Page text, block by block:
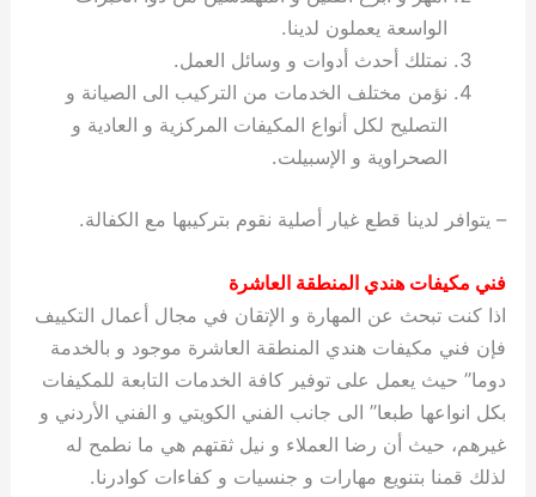
الواسعة يعملون لدينا.
نمتلك أحدث أدوات و وسائل العمل.
نؤمن مختلف الخدمات من التركيب الى الصيانة و
التصليح لكل أنواع المكيفات المركزية و العادية و
الصحراوية و الإسبيلت.
– يتوافر لدينا قطع غيار أصلية نقوم بتركيبها مع الكفالة.
فني مكيفات هندي المنطقة العاشرة
اذا كنت تبحث عن المهارة و الإتقان في مجال أعمال التكييف
فإن فني مكيفات هندي المنطقة العاشرة موجود و بالخدمة
دوما” حيث يعمل على توفير كافة الخدمات التابعة للمكيفات
بكل انواعها طبعا” الى جانب الفني الكويتي و الفني الأردني و
غيرهم، حيث أن رضا العملاء و نيل ثقتهم هي ما نطمح له
لذلك قمنا بتنويع مهارات و جنسيات و كفاءات كوادرنا.